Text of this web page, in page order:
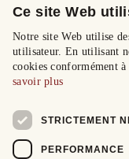
Ce site Web
Notre site Web utilise
utilisateur. En utilisant
cookies conformément
savoir plus
STRICTEMENT
PERFORMANCE